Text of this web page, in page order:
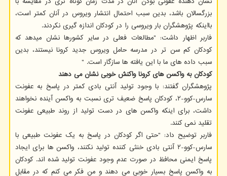
بزرگسالان باشد، بدین سبب احتمال انتشار ویروس در آنان کمتر است،
بااینکه پژوهشگران بار ویروسی را در کودکان اندازه گیری نکردند.
فاربر اظهار داشت: "مطالعات فعلی در سایر کشورها نشان میدهد که
کودکان کم سن تر در مدرسه حامل ویروس جدید کرونا نیستند، بدین
سبب داده های ما با این یافته ها سازگار است. "
کودکان به واکسن های کرونا واکنش خوبی نشان می دهند
پژوهشگران گفتند: با وجود تولید آنتی بادی کمتر در پاسخ به عفونت
سارس-کوو-۲، کودکان پاسخ ضعیف تری نسبت به واکسن آینده نخواهند
داشت، برای اینکه واکسن های در دست تولید از روند طبیعی عفونت
تقلید نمی کنند.
فاربر توضیح داد: "حتی اگر کودکان در پاسخ به یک عفونت طبیعی با
سارس-کوو-۲ آنتی بادی خنثی کننده تولید نکنند، واکسن ها برای ایجاد
پاسخ ایمنی محافظ در صورت عدم وجود عفونت تولید شده اند. کودکان
به واکسن پاسخ بسیار خوبی می دهند و من فکر می کنم که در مقابل